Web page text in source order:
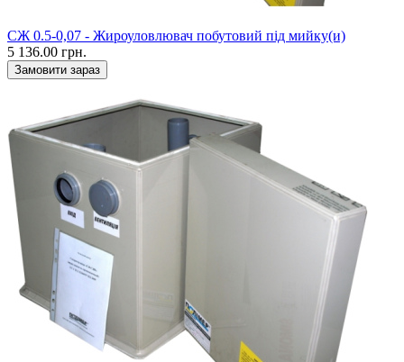
CЖ 0.5-0,07 - Жироуловлювач побутовий під мийку(и)
5 136.00 грн.
Замовити зараз